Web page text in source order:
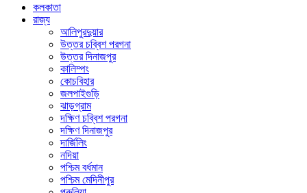
কলকাতা
রাজ্য
আলিপুরদুয়ার
উত্তর চব্বিশ পরগনা
উত্তর দিনাজপুর
কালিম্পং
কোচবিহার
জলপাইগুড়ি
ঝাড়গ্রাম
দক্ষিণ চব্বিশ পরগনা
দক্ষিণ দিনাজপুর
দার্জিলিং
নদিয়া
পশ্চিম বর্ধমান
পশ্চিম মেদিনীপুর